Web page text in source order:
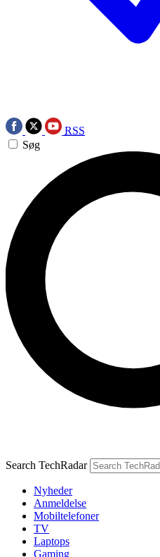
RSS
Søg
Search TechRadar
Nyheder
Anmeldelse
Mobiltelefoner
TV
Laptops
Gaming